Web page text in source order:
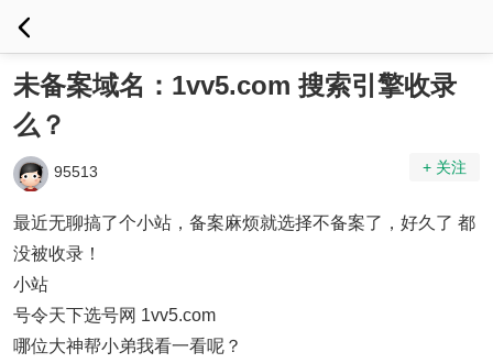
未备案域名：1vv5.com 搜索引擎收录
么？
95513 + 关注
最近无聊搞了个小站，备案麻烦就选择不备案了，好久了 都
没被收录！
小站
号令天下选号网 1vv5.com
哪位大神帮小弟我看一看呢？